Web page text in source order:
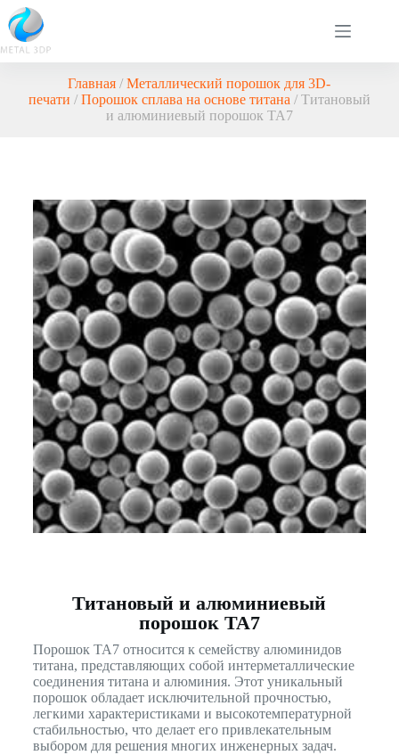
Главная /Металлический порошок для 3D-
печати / Порошок сплава на основе титана / Титановый
и алюминиевый порошок TA7
Титановый и алюминиевый
порошок TA7
Порошок TA7 относится к семейству алюминидов
титана, представляющих собой интерметаллические
соединения титана и алюминия. Этот уникальный
порошок обладает исключительной прочностью,
легкими характеристиками и высокотемпературной
стабильностью, что делает его привлекательным
выбором для решения многих инженерных задач.